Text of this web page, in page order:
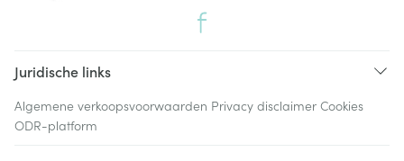
Juridische links
Algemene verkoopsvoorwaarden Privacy disclaimer Cookies
ODR-platform